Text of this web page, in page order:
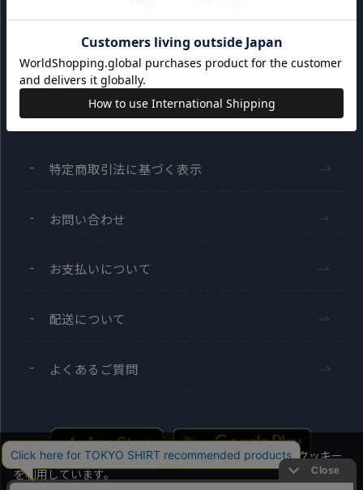
サイト利用規約
会員利用規約
プライバシーポリシー
特定商取引法に基づく表示
お問い合わせ
お支払いについて
配送について
よくあるご質問
当社のウェブサイトでは、お客様の利便性向上のためにクッキー
を利用しています。